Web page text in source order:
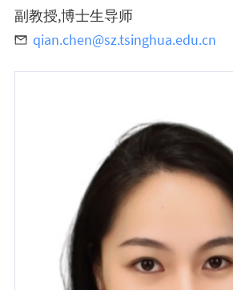
副教授,博士生导师
qian.chen@sz.tsinghua.edu.cn